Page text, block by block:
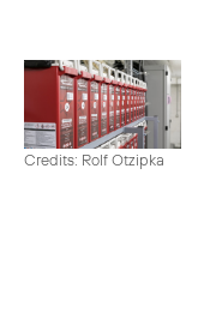
Credits: Rolf Otzipka